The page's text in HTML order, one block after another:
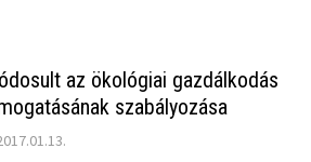
az ökológiai gazdálkodás
szabályozása